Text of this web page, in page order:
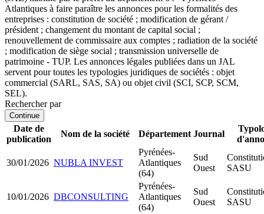
Atlantiques à faire paraître les annonces pour les formalités des
entreprises : constitution de société ; modification de gérant /
président ; changement du montant de capital social ;
renouvellement de commissaire aux comptes ; radiation de la société
; modification de siège social ; transmission universelle de
patrimoine - TUP. Les annonces légales publiées dans un JAL
servent pour toutes les typologies juridiques de sociétés : objet
commercial (SARL, SAS, SA) ou objet civil (SCI, SCP, SCM,
SEL).
Rechercher par
Continue
Date de
publication
Nom de la société Département Journal
30/01/2026 NUBLA INVEST
Pyrénées-
Atlantiques
(64)
Sud
Ouest
SASU
10/01/2026 DBCONSULTING
Pyrénées-
Atlantiques
(64)
Sud
Ouest
SASU